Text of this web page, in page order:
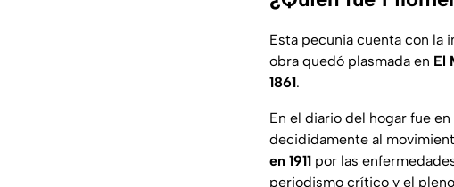
Esta pecunia cuenta con la
obra quedó plasmada en El
1861.
En el diario del hogar fue
decididamente al
en 1911 por las
periodismo crítico y el